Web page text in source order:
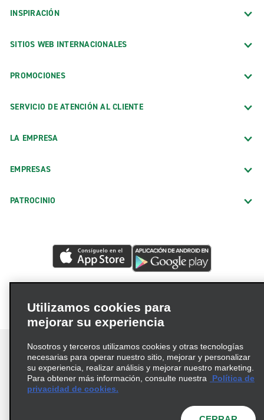
INSPIRACIÓN
SITIOS WEB INTERNACIONALES
PROMOCIONES
SERVICIO DE ATENCIÓN AL CLIENTE
LA EMPRESA
EMPRESAS
PATROCINIO
Términos de uso
Política de privacidad
Utilizamos cookies para
mejorar su experiencia
Nosotros y terceros utilizamos cookies y otras tecnologías
necesarias para operar nuestro sitio, mejorar y personalizar
su experiencia, realizar análisis y mejorar nuestro marketing.
Para obtener más información, consulte nuestra
Política de
privacidad de cookies.